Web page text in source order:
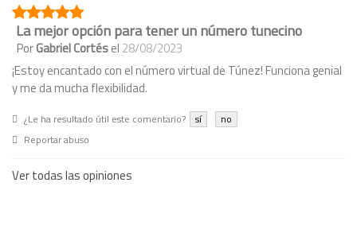
La mejor opción para tener un número tunecino
PorGabriel Cortésel 28/08/2023
¡Estoy encantado con el número virtual de Túnez! Funciona genial
y me da mucha flexibilidad.
¿Le ha resultado útil este comentario? sí
no
Reportar abuso
Ver todas las opiniones